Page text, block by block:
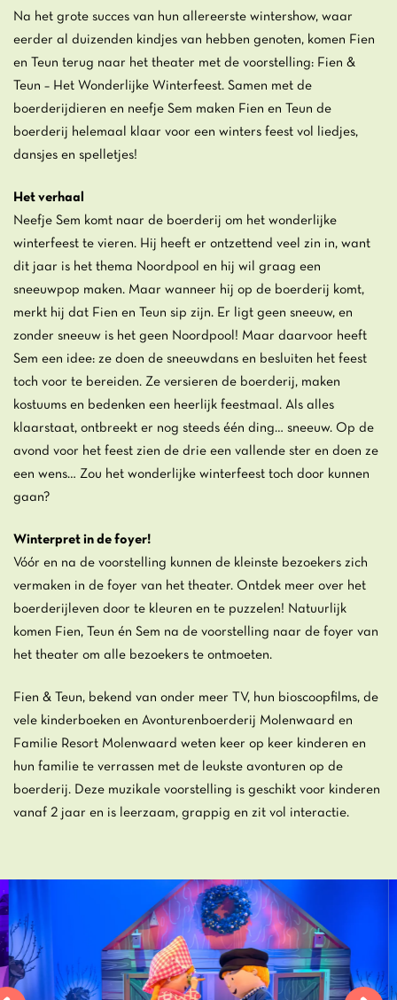
Na het grote succes van hun allereerste wintershow, waar
eerder al duizenden kindjes van hebben genoten, komen Fien
en Teun terug naar het theater met de voorstelling: Fien &
Teun – Het Wonderlijke Winterfeest. Samen met de
boerderijdieren en neefje Sem maken Fien en Teun de
boerderij helemaal klaar voor een winters feest vol liedjes,
dansjes en spelletjes!
Het verhaal
Neefje Sem komt naar de boerderij om het wonderlijke
winterfeest te vieren. Hij heeft er ontzettend veel zin in, want
dit jaar is het thema Noordpool en hij wil graag een
sneeuwpop maken. Maar wanneer hij op de boerderij komt,
merkt hij dat Fien en Teun sip zijn. Er ligt geen sneeuw, en
zonder sneeuw is het geen Noordpool! Maar daarvoor heeft
Sem een idee: ze doen de sneeuwdans en besluiten het feest
toch voor te bereiden. Ze versieren de boerderij, maken
kostuums en bedenken een heerlijk feestmaal. Als alles
klaarstaat, ontbreekt er nog steeds één ding… sneeuw. Op de
avond voor het feest zien de drie een vallende ster en doen ze
een wens… Zou het wonderlijke winterfeest toch door kunnen
gaan?
Winterpret in de foyer!
Vóór en na de voorstelling kunnen de kleinste bezoekers zich
vermaken in de foyer van het theater. Ontdek meer over het
boerderijleven door te kleuren en te puzzelen! Natuurlijk
komen Fien, Teun én Sem na de voorstelling naar de foyer van
het theater om alle bezoekers te ontmoeten.
Fien & Teun, bekend van onder meer TV, hun bioscoopfilms, de
vele kinderboeken en Avonturenboerderij Molenwaard en
Familie Resort Molenwaard weten keer op keer kinderen en
hun familie te verrassen met de leukste avonturen op de
boerderij. Deze muzikale voorstelling is geschikt voor kinderen
vanaf 2 jaar en is leerzaam, grappig en zit vol interactie.